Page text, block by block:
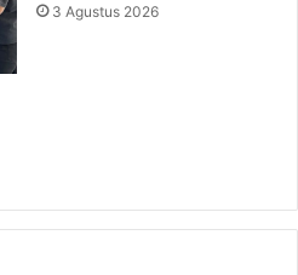
3 Agustus 2026